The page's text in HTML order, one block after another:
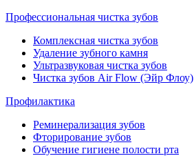
Профессиональная чистка зубов
Комплексная чистка зубов
Удаление зубного камня
Ультразвуковая чистка зубов
Чистка зубов Air Flow (Эйр Флоу)
Профилактика
Реминерализация зубов
Фторирование зубов
Обучение гигиене полости рта